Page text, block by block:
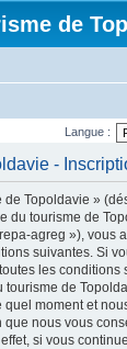
de
Langue :
-
de Topoldavie »
du tourisme de
agreg »), vous
suivantes. Si
les conditions
tourisme de
quel moment et
nous vous
si vous